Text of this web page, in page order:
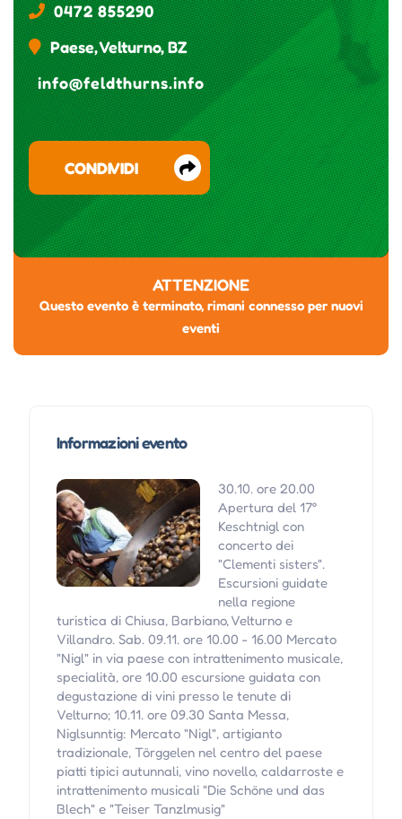
0472 855290
Paese, Velturno, BZ
info@feldthurns.info
CONDIVIDI
ATTENZIONE
Questo evento è terminato, rimani connesso per nuovi
eventi
Informazioni evento
30.10. ore 20.00
Apertura del 17°
Keschtnigl con
concerto dei
"Clementi sisters".
Escursioni guidate
nella regione
turistica di Chiusa, Barbiano, Velturno e
Villandro. Sab. 09.11. ore 10.00 - 16.00 Mercato
"Nigl" in via paese con intrattenimento musicale,
specialità, ore 10.00 escursione guidata con
degustazione di vini presso le tenute di
Velturno; 10.11. ore 09.30 Santa Messa,
Niglsunntig: Mercato "Nigl", artigianto
tradizionale, Törggelen nel centro del paese
piatti tipici autunnali, vino novello, caldarroste e
intrattenimento musicali "Die Schöne und das
Blech" e "Teiser Tanzlmusig"